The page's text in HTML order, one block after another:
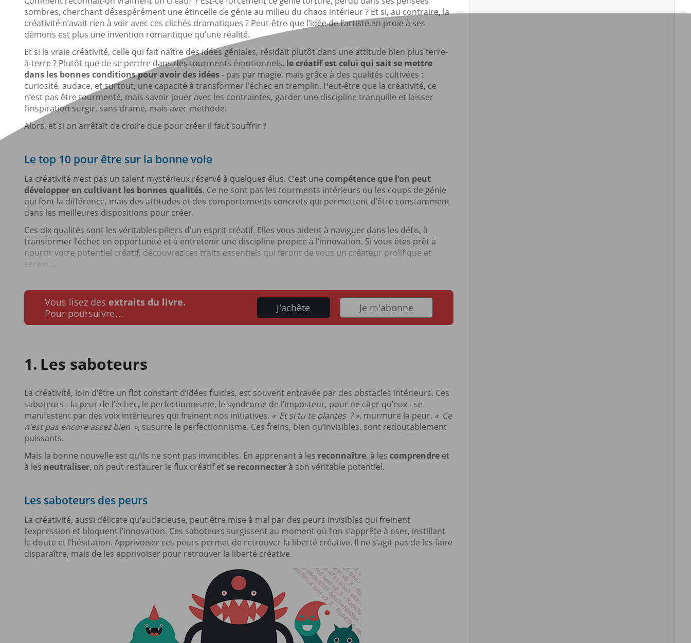
sombres, cherchant désespérément une étincelle de génie au milieu du chaos intérieur ? Et si, au contraire, la
créativité n’avait rien à voir avec ces clichés dramatiques ? Peut-être que l’idée de l’artiste en proie à ses
démons est plus une invention romantique qu’une réalité.
Et si la vraie créativité, celle qui fait naître des idées géniales, résidait plutôt dans une attitude bien plus terre-
à-terre ? Plutôt que de se perdre dans des tourments émotionnels, le créatif est celui qui sait se mettre
dans les bonnes conditions pour avoir des idées- pas par magie, mais grâce à des qualités cultivées :
curiosité, audace, et surtout, une capacité à transformer l’échec en tremplin. Peut-être que la créativité, ce
n’est pas être tourmenté, mais savoir jouer avec les contraintes, garder une discipline tranquille et laisser
l’inspiration surgir, sans drame, mais avec méthode.
Alors, et si on arrêtait de croire que pour créer il faut souffrir ?
Le top 10 pour être sur la bonne voie
La créativité n’est pas un talent mystérieux réservé à quelques élus. C’est une compétence que l’on peut
développer en cultivant les bonnes qualités. Ce ne sont pas les tourments intérieurs ou les coups de génie
qui font la différence, mais des attitudes et des comportements concrets qui permettent d’être constamment
dans les meilleures dispositions pour créer.
Ces dix qualités sont les véritables piliers d’un esprit créatif. Elles vous aident à naviguer dans les défis, à
transformer l’échec en opportunité et à entretenir une discipline propice à l’innovation. Si vous êtes prêt à
nourrir votre potentiel créatif, découvrez ces traits essentiels qui feront de vous un créateur prolifique et
serein....
Vous lisez des extraits du livre.
Pour poursuivre…
J'achète Je m'abonne
Les saboteurs
La créativité, loin d’être un flot constant d’idées fluides, est souvent entravée par des obstacles intérieurs. Ces
saboteurs - la peur de l’échec, le perfectionnisme, le syndrome de l’imposteur, pour ne citer qu’eux - se
manifestent par des voix intérieures qui freinent nos initiatives. « Et si tu te plantes ? », murmure la peur. « Ce
n’est pas encore assez bien », susurre le perfectionnisme. Ces freins, bien qu’invisibles, sont redoutablement
puissants.
Mais la bonne nouvelle est qu’ils ne sont pas invincibles. En apprenant à les reconnaître, à les comprendre et
à les neutraliser, on peut restaurer le flux créatif etse reconnecterà son véritable potentiel.
Les saboteurs des peurs
La créativité, aussi délicate qu’audacieuse, peut être mise à mal par des peurs invisibles qui freinent
l’expression et bloquent l’innovation. Ces saboteurs surgissent au moment où l’on s’apprête à oser, instillant
le doute et l’hésitation. Apprivoiser ces peurs permet de retrouver la liberté créative. Il ne s’agit pas de les faire
disparaître, mais de les apprivoiser pour retrouver la liberté créative.